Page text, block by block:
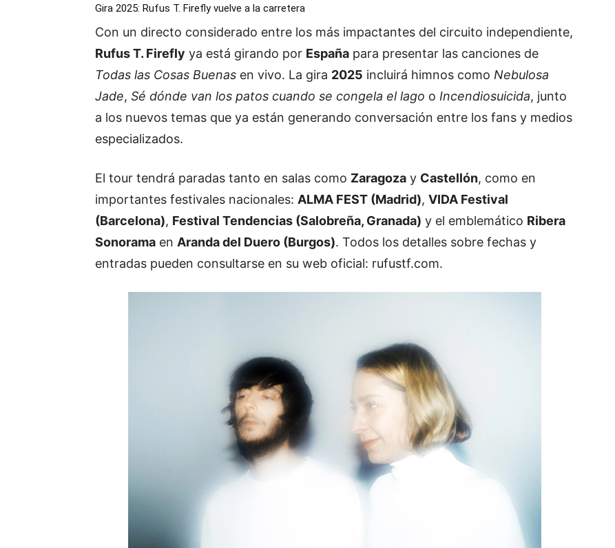
Gira 2025: Rufus T. Firefly vuelve a la carretera
Con un directo considerado entre los más impactantes del circuito independiente,
RufusT. Firefly ya está girando por España para presentar las canciones de
Todas las Cosas Buenas en vivo. La gira 2025 incluirá himnos como Nebulosa
Jade, Sé dónde van los patos cuando se congela ellago o Incendiosuicida, junto
a los nuevos temas que ya están generando conversación entre los fans y medios
especializados.
El tour tendrá paradas tanto en salas como Zaragoza y Castellón, como en
importantes festivales nacionales: ALMA FEST (Madrid), VIDA Festival
(Barcelona), Festival Tendencias (Salobreña, Granada) y el emblemático Ribera
Sonorama en Arandadel Duero (Burgos). Todos los detalles sobre fechas y
entradas pueden consultarse en su web oficial: rufustf.com.